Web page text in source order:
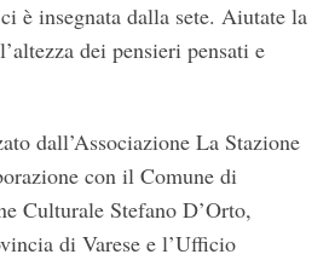
è insegnata dalla sete. Aiutate la
dei pensieri pensati e
dall’Associazione La Stazione
con il Comune di
Culturale Stefano D’Orto,
di Varese e l’Ufficio